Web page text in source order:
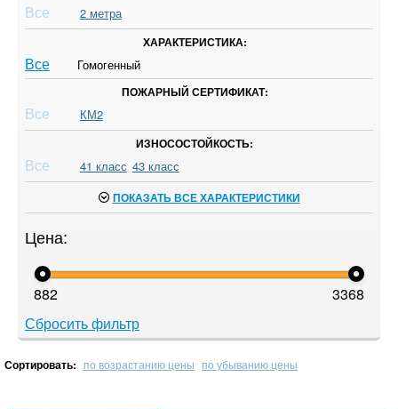
Все 2 метра
ХАРАКТЕРИСТИКА:
Все Гомогенный
ПОЖАРНЫЙ СЕРТИФИКАТ:
Все КМ2
ИЗНОСОСТОЙКОСТЬ:
Все 41 класс 43 класс
ПОКАЗАТЬ ВСЕ ХАРАКТЕРИСТИКИ
Цена:
882
3368
Сбросить фильтр
Сортировать: по возрастанию цены по убыванию цены